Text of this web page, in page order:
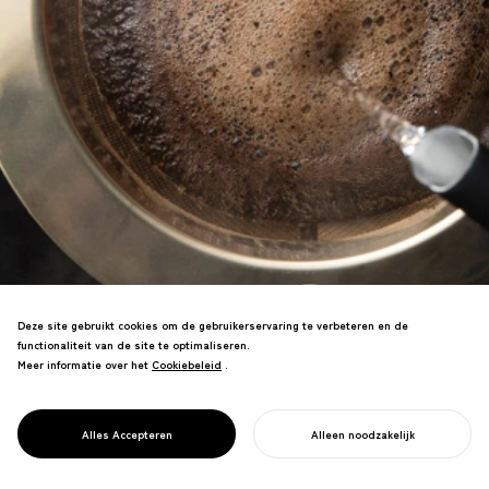
PROJECT
CORES
specialiteitenkoffie, ter bevordering van
duurzame koffiecultuur.
Deze site gebruikt cookies om de gebruikerservaring te verbeteren en de
functionaliteit van de site te optimaliseren.
Meer informatie over het Cookiebeleid
Cookiebeleid .
Alles Accepteren Alleen noodzakelijk